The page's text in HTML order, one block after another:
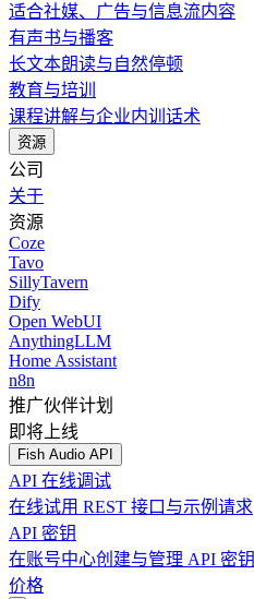
适合社媒、广告与信息流内容
有声书与播客
长文本朗读与自然停顿
教育与培训
课程讲解与企业内训话术
资源
公司
关于
资源
Coze
Tavo
SillyTavern
Dify
Open WebUI
AnythingLLM
Home Assistant
n8n
推广伙伴计划
即将上线
Fish Audio API
API 在线调试
在线试用 REST 接口与示例请求
API 密钥
在账号中心创建与管理 API 密钥
价格